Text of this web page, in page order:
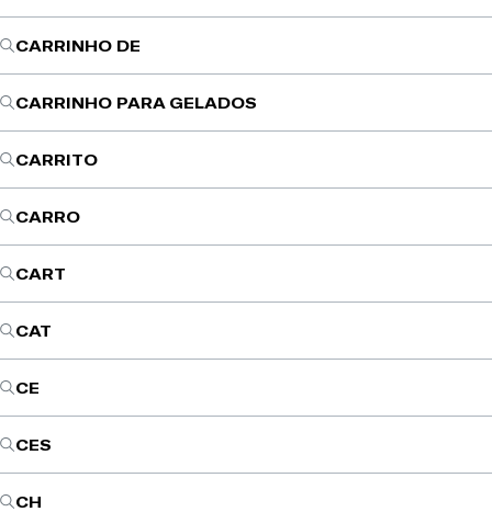
CARRINHO DE
CARRINHO PARA GELADOS
CARRITO
CARRO
CART
CAT
CE
CES
CH